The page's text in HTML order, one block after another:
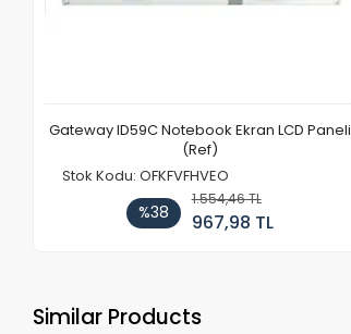
Gateway ID59C Notebook Ekran LCD Paneli
(Ref)
Stok Kodu: OFKFVFHVEO
%38
1.554,46 TL
967,98 TL
Similar Products